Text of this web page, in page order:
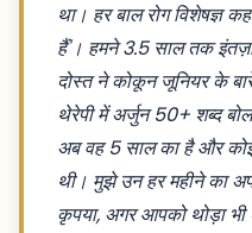
था। हर बाल रोग विशेषज्ञ
हैं'। हमने 3.5 साल तक
दोस्त ने कोकून जूनियर के
थेरेपी में अर्जुन 50+ शब्द
अब वह 5 साल का है और
थी। मुझे उन हर महीने का
कृपया, अगर आपको थोड़ा